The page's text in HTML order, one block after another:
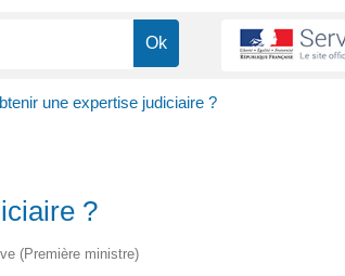
une expertise judiciaire ?
?
(Première ministre)